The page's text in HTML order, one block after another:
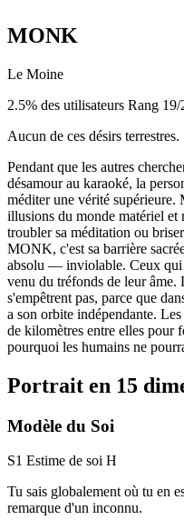
MONK
Le Moine
2.5% des utilisateurs Rang 19/
Aucun de ces désirs terrestres.
Pendant que les autres
désamour au karaoké, la
méditer une vérité
illusions du monde matériel et
troubler sa méditation ou
MONK, c'est sa barrière
absolu — inviolable. Ceux qui
venu du tréfonds de leur
s'empêtrent pas, parce que
a son orbite indépendante.
de kilomètres entre elles
pourquoi les humains ne
Portrait en 15
Modèle du Soi
S1 Estime de soi H
Tu sais globalement où tu en
remarque d'un inconnu.